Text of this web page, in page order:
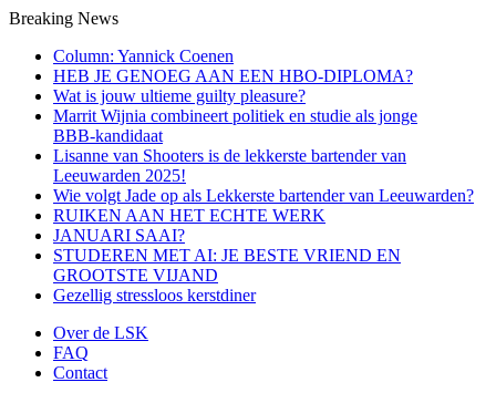
Breaking News
Column: Yannick Coenen
HEB JE GENOEG AAN EEN HBO-DIPLOMA?
Wat is jouw ultieme guilty pleasure?
Marrit Wijnia combineert politiek en studie als jonge
BBB‑kandidaat
Lisanne van Shooters is de lekkerste bartender van
Leeuwarden 2025!
Wie volgt Jade op als Lekkerste bartender van Leeuwarden?
RUIKEN AAN HET ECHTE WERK
JANUARI SAAI?
STUDEREN MET AI: JE BESTE VRIEND EN
GROOTSTE VIJAND
Gezellig stressloos kerstdiner
Over de LSK
FAQ
Contact